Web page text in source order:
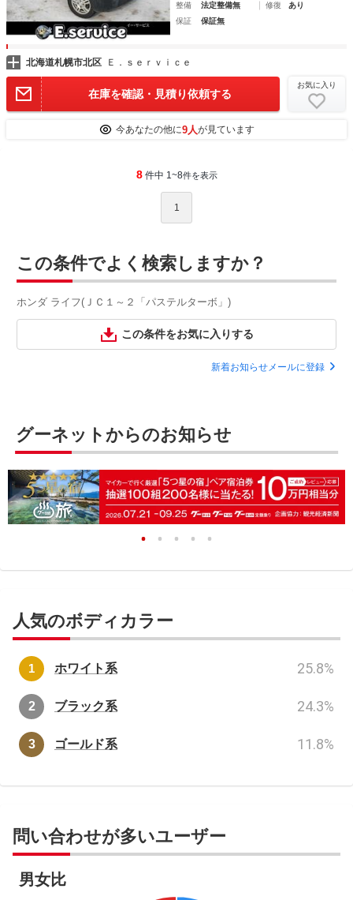
整備
法定整備無 修復
あり
保証
保証無
北海道札幌市北区 Ｅ．ｓｅｒｖｉｃｅ
在庫を確認・見積り依頼する
お気に入り
今あなたの他に9人が見ています
8 件中 1~8件を表示
1
この条件でよく検索しますか？
ホンダ ライフ(ＪＣ１～２「パステルターボ」)
この条件をお気に入りする
新着お知らせメールに登録
グーネットからのお知らせ
人気のボディカラー
ホワイト系 25.8%
ブラック系 24.3%
ゴールド系 11.8%
問い合わせが多いユーザー
男女比